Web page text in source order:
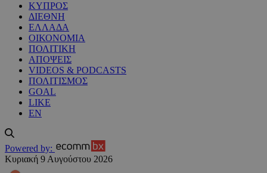
ΚΥΠΡΟΣ
ΔΙΕΘΝΗ
ΕΛΛΑΔΑ
ΟΙΚΟΝΟΜΙΑ
ΠΟΛΙΤΙΚΗ
ΑΠΟΨΕΙΣ
VIDEOS & PODCASTS
ΠΟΛΙΤΙΣΜΟΣ
GOAL
LIKE
EN
Powered by:
Κυριακή 9 Αυγούστου 2026